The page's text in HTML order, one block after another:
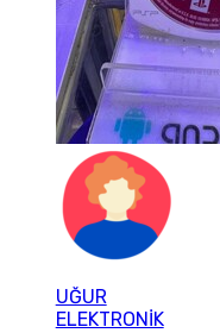
UĞUR
ELEKTRONİK